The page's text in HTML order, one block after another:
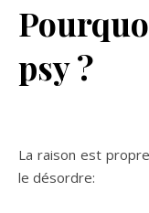
psy ?
La raison est
le désordre: